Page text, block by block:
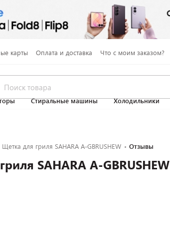
карты Оплата и доставка Что с моим заказом?
Стиральные машины Холодильники
Щетка для гриля SAHARA A-GBRUSHEW Отзывы
SAHARA A-GBRUSHEW